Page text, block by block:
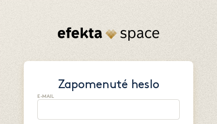
Zapomenuté heslo
E-MAIL